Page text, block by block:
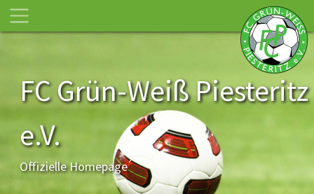
FC Grün-Weiß Piesteritz
e.V.
Offizielle Homepage